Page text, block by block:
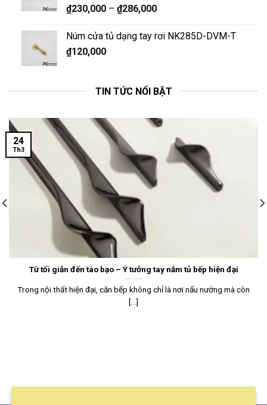
₫230,000– ₫286,000
Núm cửa tủ dạng tay rơi NK285D-DVM-T
₫120,000
TIN TỨC NỔI BẬT
Từ tối giản đến táo bạo – Ý tưởng tay nắm tủ bếp hiện đại
Trong nội thất hiện đại, căn bếp không chỉ là nơi nấu nướng mà còn
[...]
24
Th3